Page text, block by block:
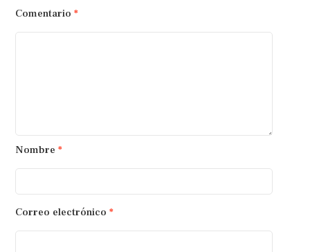
Comentario *
Nombre *
Correo electrónico *